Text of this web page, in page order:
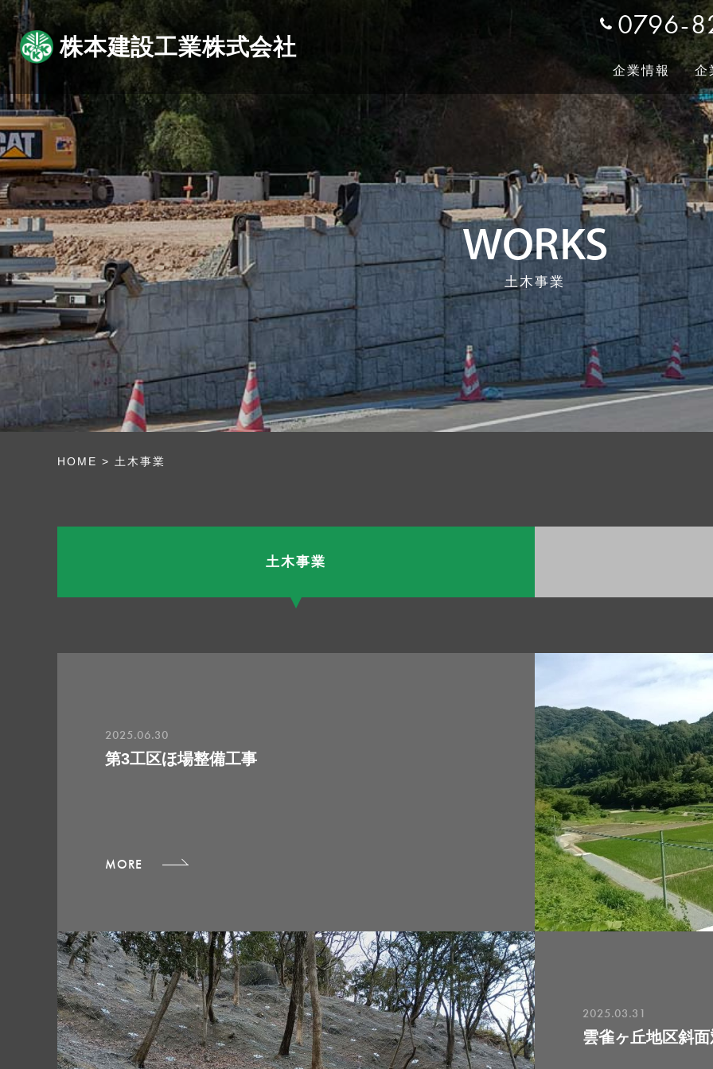
株本建設工業株式会社
0796-
企業情報
ABOUT
企業情報
企業情報トップ
トップメッセージ 会社概要/沿革 私たちの役割
企
MOVIE
動画で紹介 コーポレート リクルート
BUSINESS
事業紹介
事業紹介トップ
土木事業 建築事業
WORKS
施工実績
施工実績トップ
土木事業 建築事業
WORKS
土木事業
HOME > 土木事業
土木事業
2025.06.30
第3工区ほ場整備工事
MORE
2025.03.31
雲雀ヶ丘地区斜